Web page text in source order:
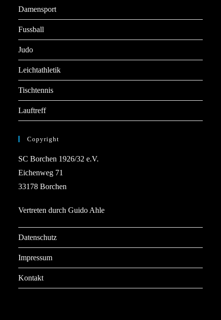
Damensport
Fussball
Judo
Leichtathletik
Tischtennis
Lauftreff
Copyright
SC Borchen 1926/32 e.V.
Eichenweg 71
33178 Borchen
Vertreten durch Guido Ahle
Datenschutz
Impressum
Kontakt